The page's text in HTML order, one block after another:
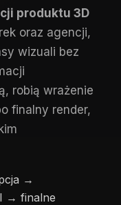
produktu 3D
oraz agencji,
wizuali bez
robią wrażenie
finalny render,
→
→ finalne